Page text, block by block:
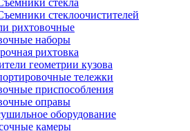
стекла
стеклоочистителей
рихтовочные
наборы
рихтовка
геометрии кузова
тележки
приспособления
оправы
оборудование
камеры